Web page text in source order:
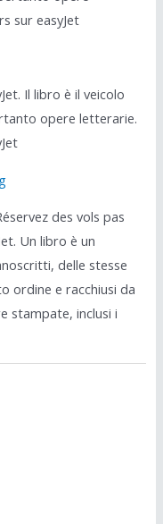
sur easyJet
Il libro è il veicolo
opere letterarie.
des vols pas
Un libro è un
delle stesse
ordine e racchiusi da
stampate, inclusi i